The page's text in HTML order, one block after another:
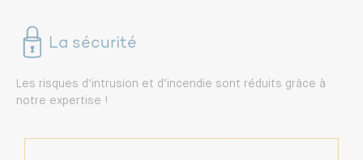
La sécurité
Les risques d’intrusion et d’incendie sont réduits grâce à
notre expertise !